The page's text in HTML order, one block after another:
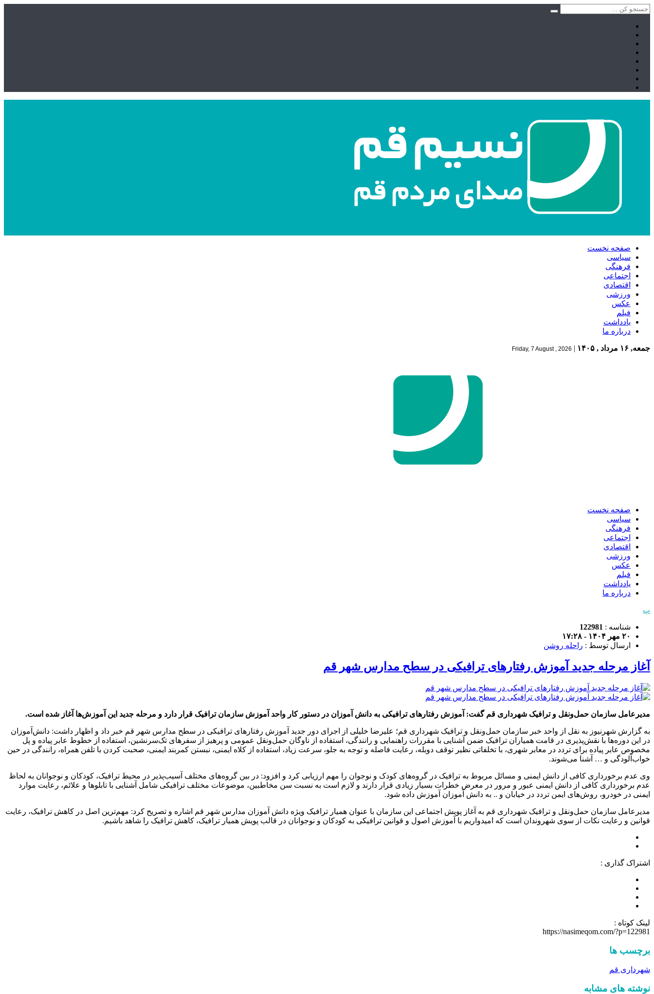
صفحه نخست
سیاسی
فرهنگی
اجتماعی
اقتصادی
ورزشی
عکس
فیلم
یادداشت
درباره ما
جمعه, ۱۶ مرداد , ۱۴۰۵ |
Friday, 7 August , 2026
صفحه نخست
سیاسی
فرهنگی
اجتماعی
اقتصادی
ورزشی
عکس
فیلم
یادداشت
درباره ما
پ
شناسه : 122981
۲۰ مهر ۱۴۰۴ - ۱۷:۲۸
ارسال توسط : راحله روشن
آغاز مرحله جدید آموزش رفتارهای ترافیکی در سطح مدارس شهر قم
مدیرعامل سازمان حمل‌ونقل و ترافیک شهرداری قم گفت: آموزش رفتارهای ترافیکی به دانش آموزان در دستور کار واحد آموزش سازمان ترافیک قرار دارد و مرحله جدید این آموزش‌ها آغاز شده است.
به گزارش شهرنیوز به نقل از واحد خبر سازمان حمل‌ونقل و ترافیک شهرداری قم؛ علیرضا خلیلی از اجرای دور جدید آموزش رفتارهای ترافیکی در سطح مدارس شهر قم خبر داد و اظهار داشت: دانش‌آموزان
در این دوره‌ها با نقش‌پذیری در قامت همیاران ترافیک ضمن آشنایی با مقررات راهنمایی و رانندگی، استفاده از ناوگان حمل‌ونقل عمومی و پرهیز از سفرهای تک‌سرنشین، استفاده از خطوط عابر پیاده و پل
مخصوص عابر پیاده برای تردد در معابر شهری، با تخلفاتی نظیر توقف دوبله، رعایت فاصله و توجه به جلو، سرعت زیاد، استفاده از کلاه ایمنی، نبستن کمربند ایمنی، صحبت کردن با تلفن همراه، رانندگی در حین
خواب‌آلودگی و … آشنا می‌شوند.
وی عدم برخورداری کافی از دانش ایمنی و مسائل مربوط به ترافیک در گروه‌های کودک و نوجوان را مهم ارزیابی کرد و افزود: در بین گروه‌های مختلف آسیب‌پذیر در محیط ترافیک، کودکان و نوجوانان به لحاظ
عدم برخورداری کافی از دانش ایمنی عبور و مرور در معرض خطرات بسیار زیادی قرار دارند و لازم است به نسبت سن مخاطبین، موضوعات مختلف ترافیکی شامل آشنایی با تابلوها و علائم، رعایت موارد
ایمنی در خودرو، روش‌های ایمن تردد در خیابان و .. به دانش آموزان آموزش داده شود.
مدیرعامل سازمان حمل‌ونقل و ترافیک شهرداری قم به آغاز پویش اجتماعی این سازمان با عنوان همیار ترافیک ویژه دانش آموزان مدارس شهر قم اشاره و تصریح کرد: مهم‌ترین اصل در کاهش ترافیک، رعایت
قوانین و رعایت نکات از سوی شهروندان است که امیدواریم با آموزش اصول و قوانین ترافیکی به کودکان و نوجوانان در قالب پویش همیار ترافیک، کاهش ترافیک را شاهد باشیم.
اشتراک گذاری :
لینک کوتاه :
https://nasimeqom.com/?p=122981
برچسب ها
شهرداری قم
نوشته های مشابه